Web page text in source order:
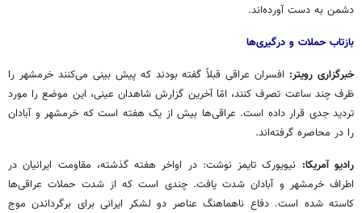
دشمن به دست آورده‌اند.
بازتاب حملات و درگیری‌ها
خبرگزاری رویتر: افسران عراقی قبلاً گفته بودند که پیش بینی می‌کنند خرمشهر را
ظرف چند ساعت تصرف کنند، امّا آخرین گزارش شاهدان عینی، این موضع را مورد
تردید جدی قرار داده است. عراقی‌ها بیش از یک هفته است که خرمشهر و آبادان
را در محاصره گرفته‌اند.
رادیو آمریکا: نیویورک تایمز نوشت: در اواخر هفته گذشته، مقاومت ایرانیان در
اطراف خرمشهر و آبادان شدت یافت. چندی است که از شدت حملات عراقی‌ها
کاسته شده است. دفاع ناهماهنگ عناصر دو لشکر ایرانی برای برگرداندن موج